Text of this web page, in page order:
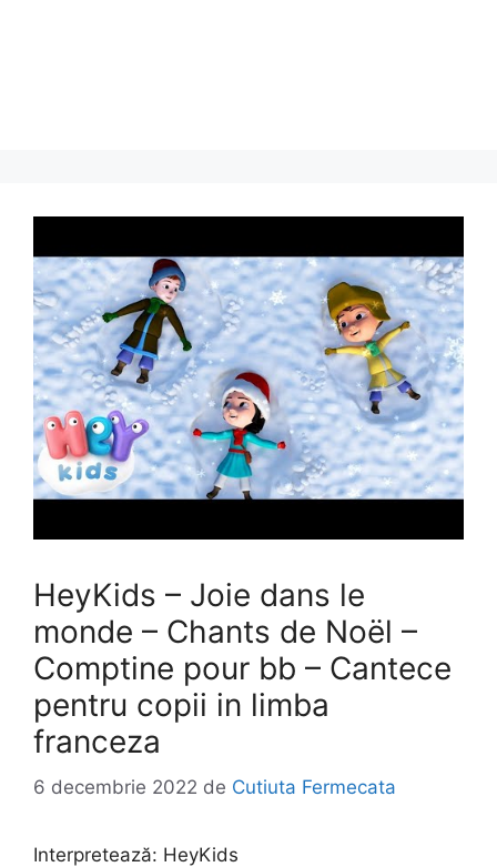
HeyKids – Joie dans le
monde – Chants de Noël –
Comptine pour bb – Cantece
pentru copii in limba
franceza
6 decembrie 2022 de Cutiuta Fermecata
Interpretează: HeyKids